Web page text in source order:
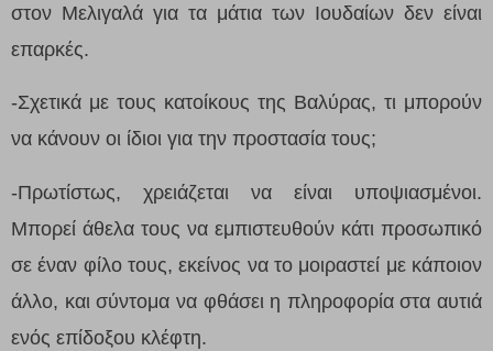
στον Μελιγαλά για τα μάτια των Ιουδαίων δεν είναι
επαρκές.
-Σχετικά με τους κατοίκους της Βαλύρας, τι μπορούν
να κάνουν οι ίδιοι για την προστασία τους;
-Πρωτίστως, χρειάζεται να είναι υποψιασμένοι.
Μπορεί άθελα τους να εμπιστευθούν κάτι προσωπικό
σε έναν φίλο τους, εκείνος να το μοιραστεί με κάποιον
άλλο, και σύντομα να φθάσει η πληροφορία στα αυτιά
ενός επίδοξου κλέφτη.